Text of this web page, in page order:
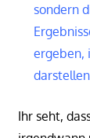
sondern
ergeben,
Ihr seht,